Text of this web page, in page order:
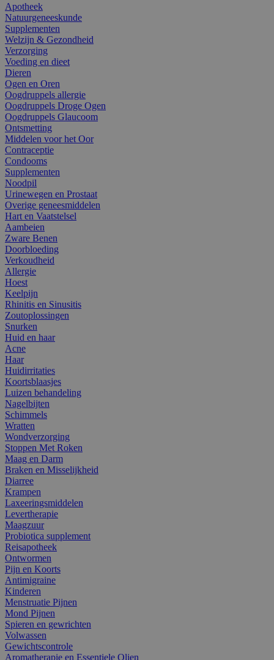
Apotheek
Natuurgeneeskunde
Supplementen
Welzijn & Gezondheid
Verzorging
Voeding en dieet
Dieren
Ogen en Oren
Oogdruppels allergie
Oogdruppels Droge Ogen
Oogdruppels Glaucoom
Ontsmetting
Middelen voor het Oor
Contraceptie
Condooms
Supplementen
Noodpil
Urinewegen en Prostaat
Overige geneesmiddelen
Hart en Vaatstelsel
Aambeien
Zware Benen
Doorbloeding
Verkoudheid
Allergie
Hoest
Keelpijn
Rhinitis en Sinusitis
Zoutoplossingen
Snurken
Huid en haar
Acne
Haar
Huidirritaties
Koortsblaasjes
Luizen behandeling
Nagelbijten
Schimmels
Wratten
Wondverzorging
Stoppen Met Roken
Maag en Darm
Braken en Misselijkheid
Diarree
Krampen
Laxeeringsmiddelen
Levertherapie
Maagzuur
Probiotica supplement
Reisapotheek
Ontwormen
Pijn en Koorts
Antimigraine
Kinderen
Menstruatie Pijnen
Mond Pijnen
Spieren en gewrichten
Volwassen
Gewichtscontrole
Aromatherapie en Essentiele Olien